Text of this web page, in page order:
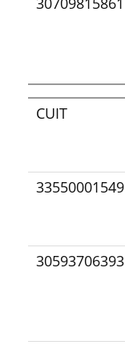
CUIT
33550001549
30593706393